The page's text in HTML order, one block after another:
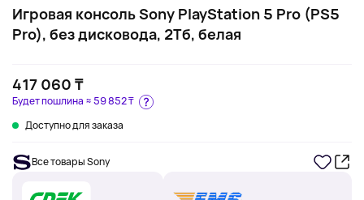
Игровая консоль Sony PlayStation 5 Pro (PS5
Pro), без дисковода, 2Тб, белая
417 060 ₸
Доступно для заказа
Будет пошлина ≈59 852 ₸
Все товары Sony